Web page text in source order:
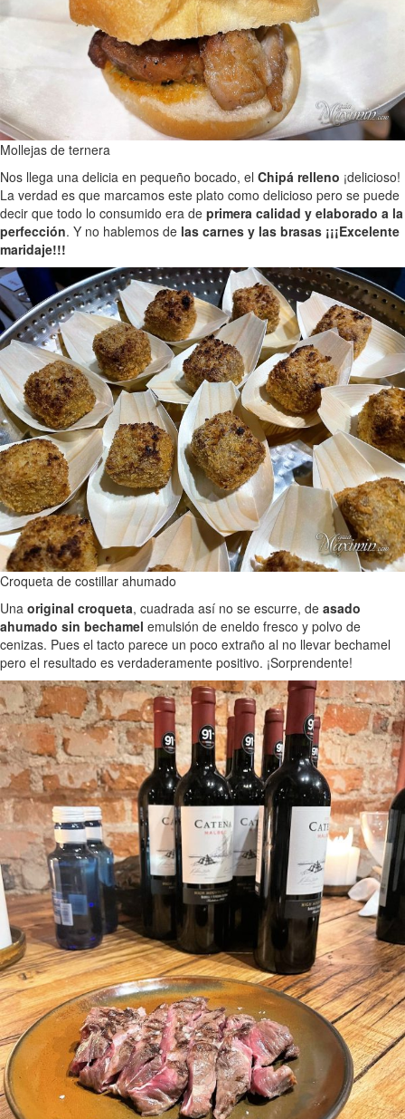
Mollejas de ternera
Nos llega una delicia en pequeño bocado, el Chipá relleno ¡delicioso!
La verdad es que marcamos este plato como delicioso pero se puede
decir que todo lo consumido era de primera calidad y elaborado a la
perfección. Y no hablemos de las carnes y las brasas ¡¡¡Excelente
maridaje!!!
Croqueta de costillar ahumado
Una original croqueta, cuadrada así no se escurre, de asado
ahumado sin bechamel emulsión de eneldo fresco y polvo de
cenizas. Pues el tacto parece un poco extraño al no llevar bechamel
pero el resultado es verdaderamente positivo. ¡Sorprendente!